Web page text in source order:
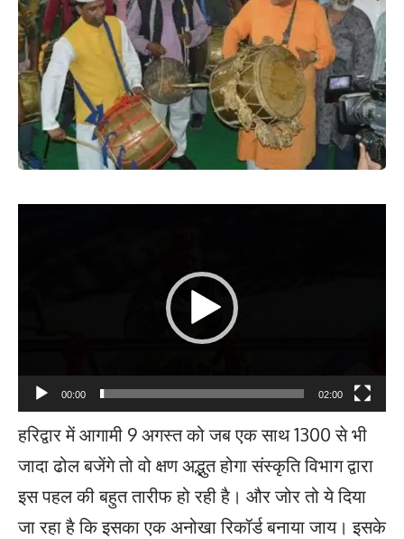
00:00 02:00
हरिद्वार में आगामी 9 अगस्त को जब एक साथ 1300 से भी
जादा ढोल बजेंगे तो वो क्षण अद्भुत होगा संस्कृति विभाग द्वारा
इस पहल की बहुत तारीफ हो रही है। और जोर तो ये दिया
जा रहा है कि इसका एक अनोखा रिकॉर्ड बनाया जाय। इसके